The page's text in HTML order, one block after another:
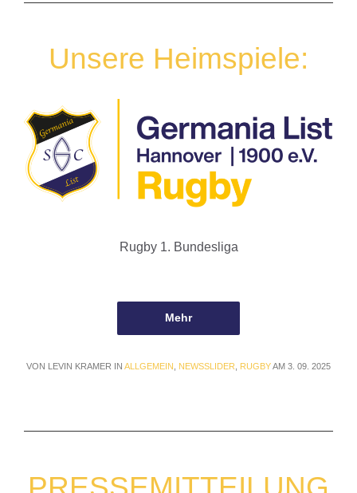
Unsere Heimspiele:
Rugby 1. Bundesliga
Mehr
VON LEVIN KRAMER IN ALLGEMEIN NEWSSLIDER RUGBYAM 3. 09. 2025